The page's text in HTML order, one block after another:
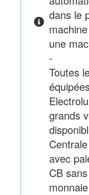
dans le
une
-
Toutes
grands
avec
CB